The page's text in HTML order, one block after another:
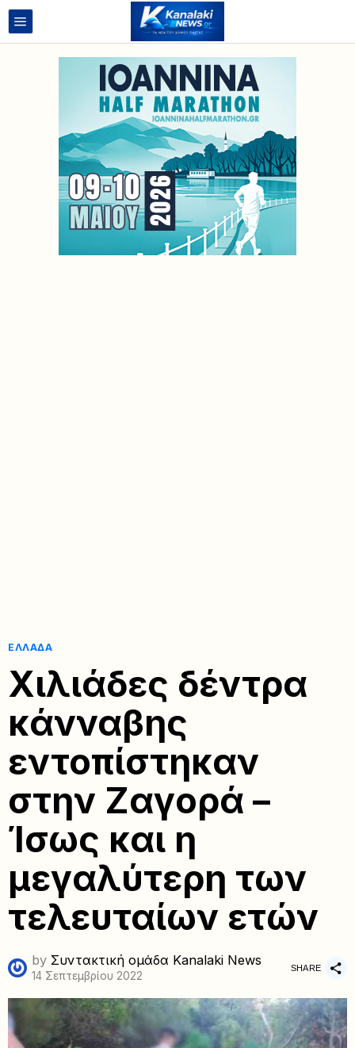
ΕΛΛΆΔΑ
Χιλιάδες δέντρα
κάνναβης
εντοπίστηκαν
στην Ζαγορά –
Ίσως και η
μεγαλύτερη των
τελευταίων ετών
by Συντακτική ομάδα Kanalaki News
14 Σεπτεμβρίου 2022
SHARE